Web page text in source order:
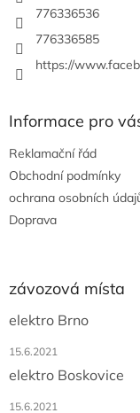
776336536
776336585
https://
Informace pro
Reklamační řád
Obchodní podmínky
ochrana osobních
Doprava
závozová místa
elektro Brno
15.6.2021
elektro Boskovice
15.6.2021